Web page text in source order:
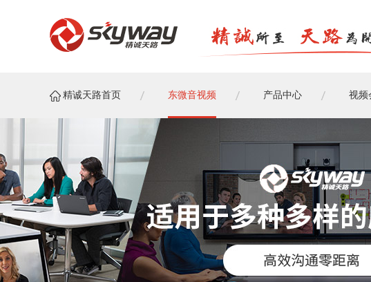
精诚天路首页 东微音视频 产品中心 视频